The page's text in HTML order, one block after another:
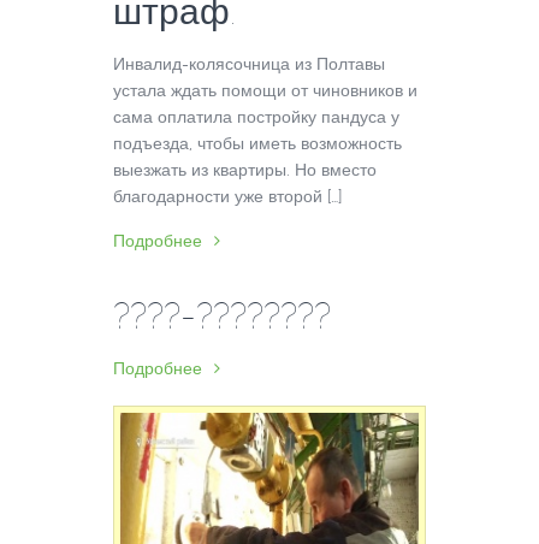
штраф.
Инвалид-колясочница из Полтавы
устала ждать помощи от чиновников и
сама оплатила постройку пандуса у
подъезда, чтобы иметь возможность
выезжать из квартиры. Но вместо
благодарности уже второй […]
Подробнее
????-????????
Подробнее